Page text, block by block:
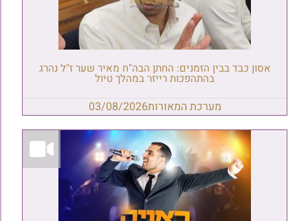
אסון כבד בבין הזמנים: החתן הבה"ח מאיר שער ז"ל נהרג
בהתהפכות רייזר במהלך טיול
מערכת המאורות03/08/2026